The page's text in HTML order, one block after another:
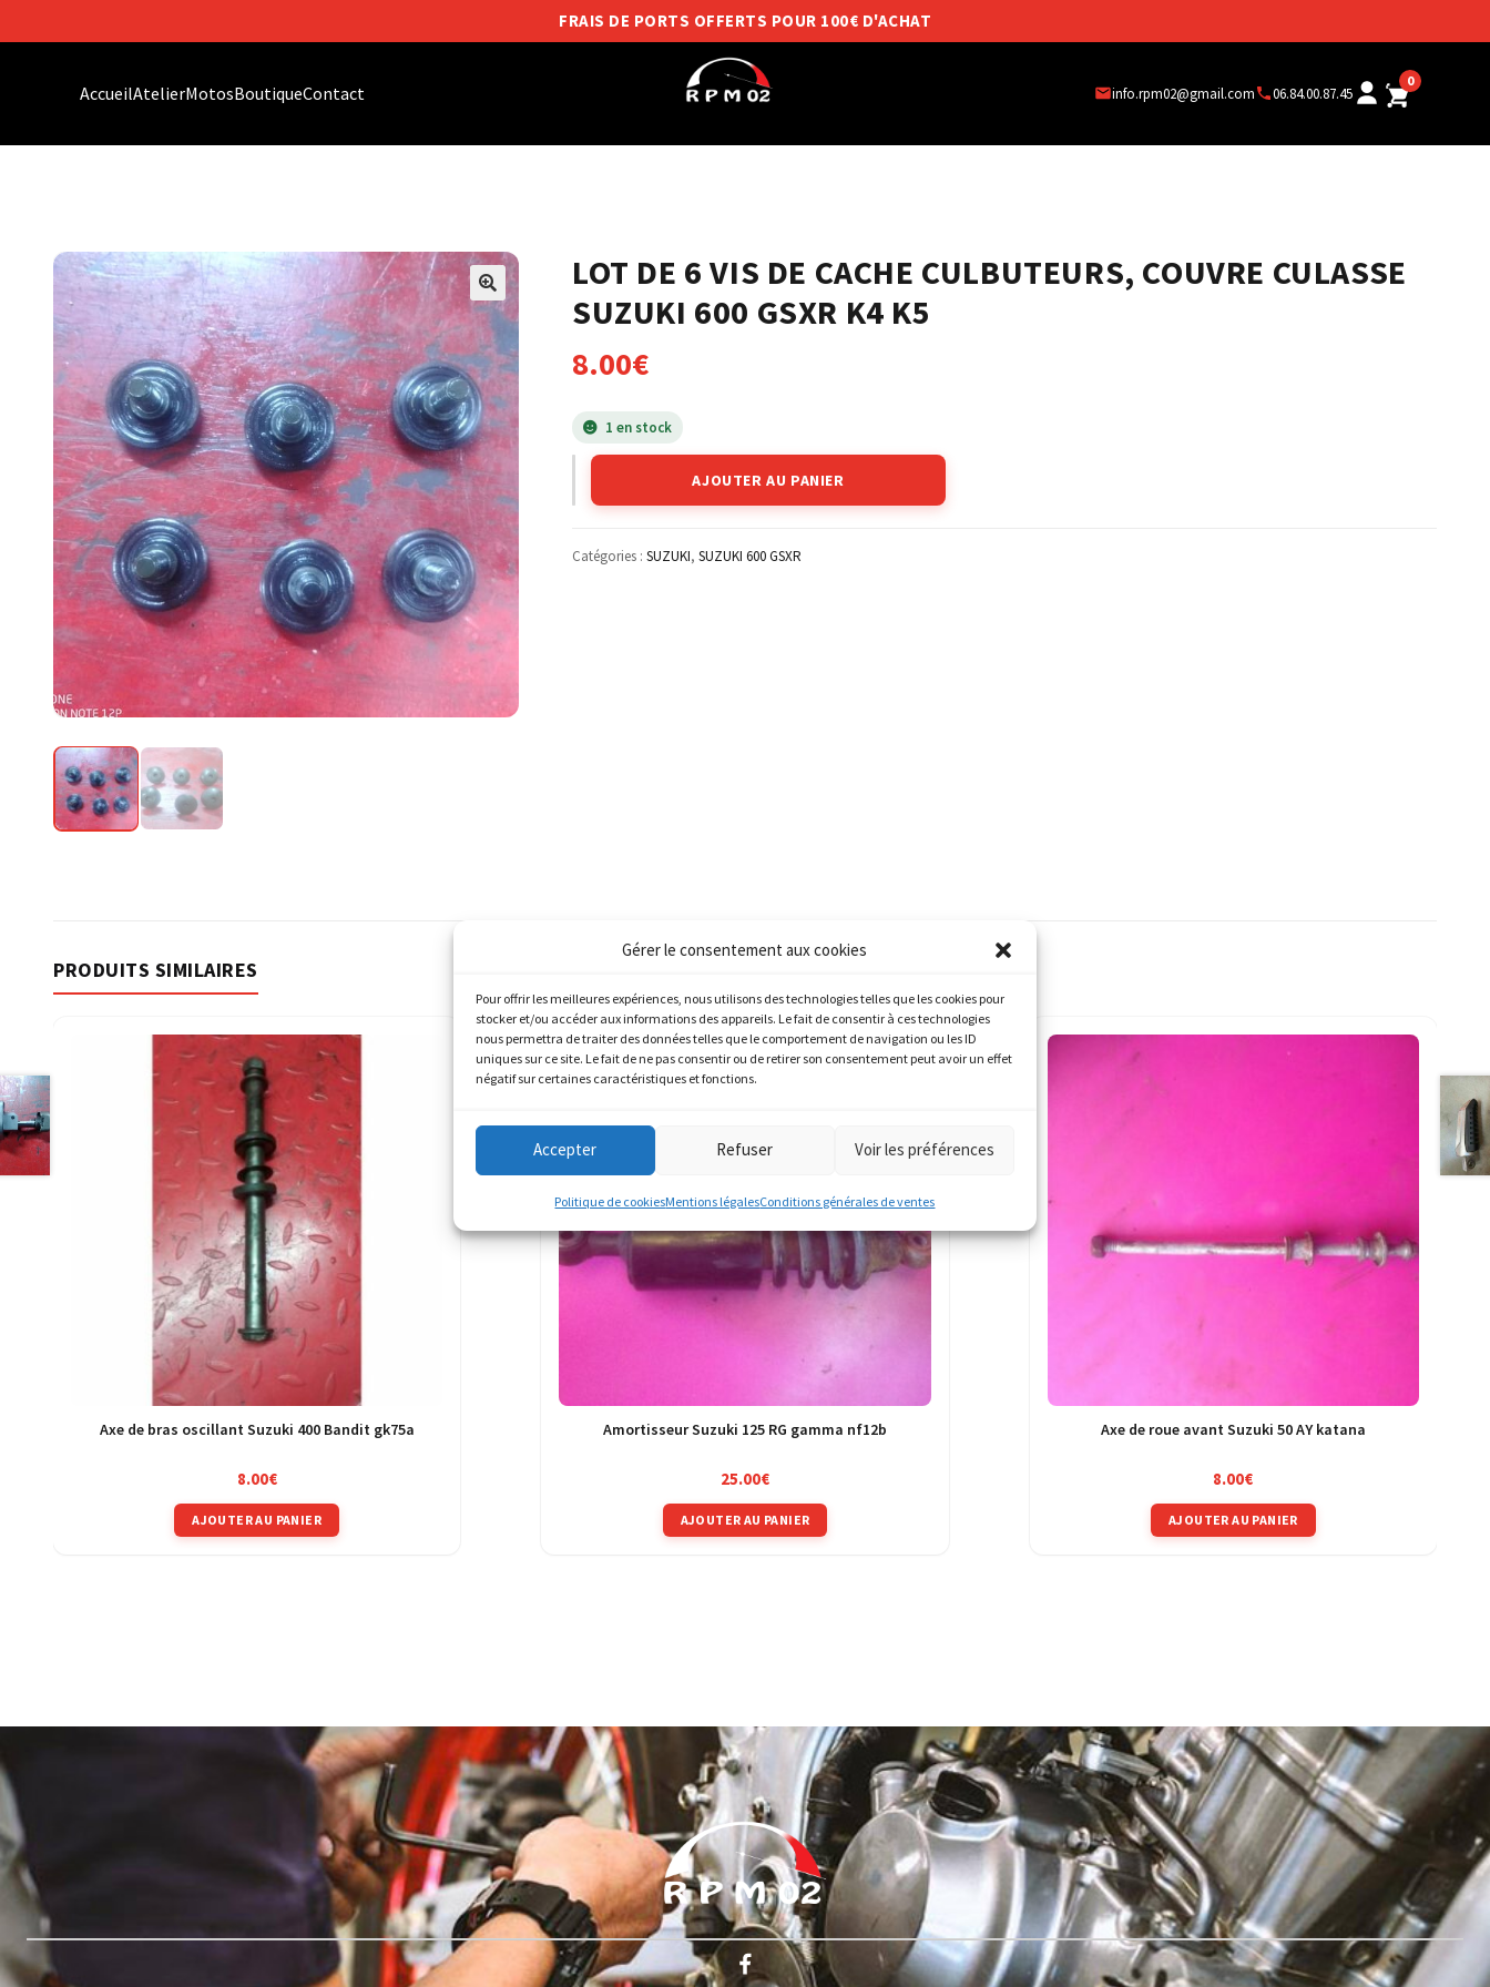
Gérer le consentement aux cookies
Pour offrir les meilleures expériences, nous utilisons des technologies telles que les cookies pour
stocker et/ou accéder aux informations des appareils. Le fait de consentir à ces technologies
nous permettra de traiter des données telles que le comportement de navigation ou les ID
uniques sur ce site. Le fait de ne pas consentir ou de retirer son consentement peut avoir un effet
négatif sur certaines caractéristiques et fonctions.
Accepter Refuser Voir les préférences
Politique de cookiesMentions légalesConditions générales de ventes
FRAIS DE PORTS OFFERTS POUR 100€ D'ACHAT
AccueilAtelierMotosBoutiqueContact info.rpm02@gmail.com 06.84.00.87.45
0
LOT DE 6 VIS DE CACHE CULBUTEURS, COUVRE CULASSE
SUZUKI 600 GSXR K4 K5
8.00€
1 en stock
AJOUTER AU PANIER
Catégories : SUZUKI, SUZUKI 600 GSXR
PRODUITS SIMILAIRES
Axe de bras oscillant Suzuki 400 Bandit gk75a
8.00€
AJOUTER AU PANIER
Amortisseur Suzuki 125 RG gamma nf12b
25.00€
AJOUTER AU PANIER
Axe de roue avant Suzuki 50 AY katana
8.00€
AJOUTER AU PANIER